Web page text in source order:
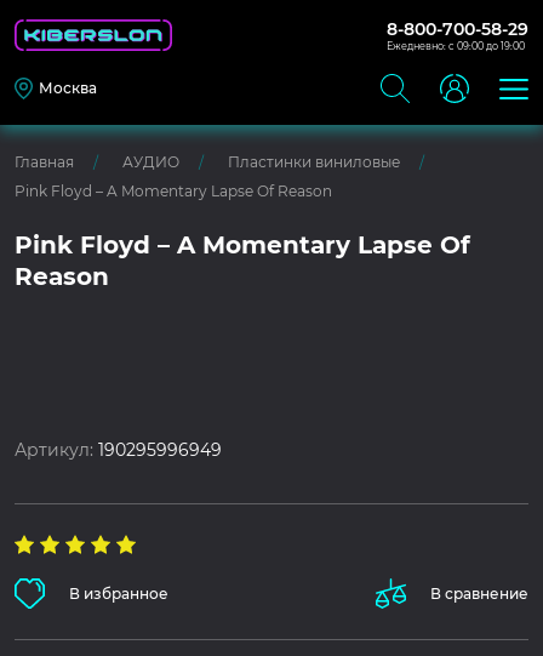
8-800-700-58-29
Ежедневно: с 09:00 до 19:00
Москва
Главная АУДИО
Пластинки виниловые
Pink Floyd – A Momentary Lapse Of Reason
Pink Floyd – A Momentary Lapse Of
Reason
Артикул:190295996949
В избранное В сравнение